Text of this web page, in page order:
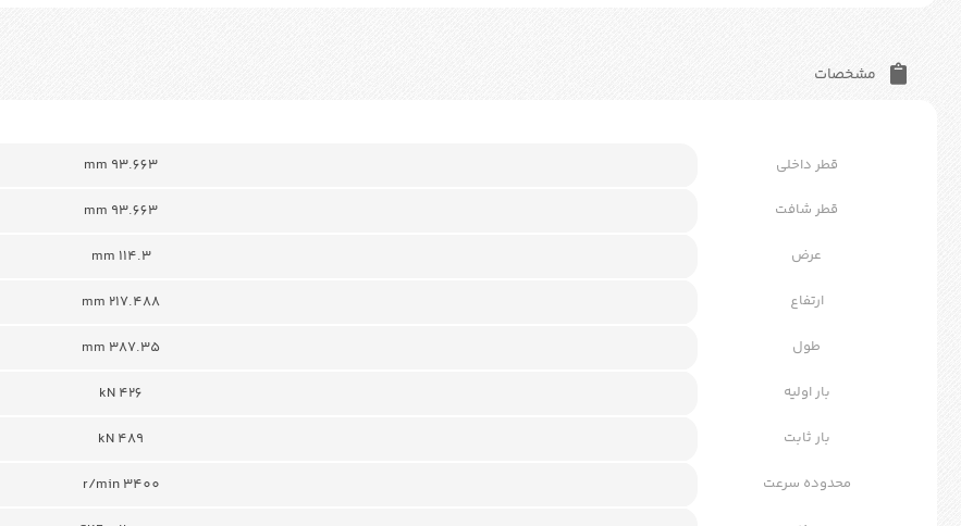
مشخصات
قطر داخلی 93.663 mm
قطر شافت 93.663 mm
عرض 114.3 mm
ارتفاع 217.488 mm
طول 387.35 mm
بار اولیه 426 kN
بار ثابت 489 kN
محدوده سرعت r/min 3400